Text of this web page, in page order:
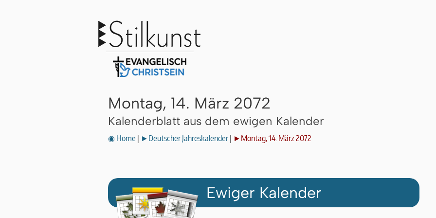
Montag, 14. März 2072
Kalenderblatt aus dem ewigen Kalender
◉ Home ►Deutscher Jahreskalender| ►Montag, 14. März 2072
Ewiger Kalender